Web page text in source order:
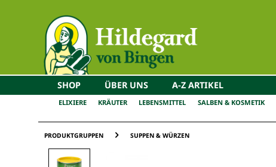
SHOP ÜBER UNS A-Z ARTIKEL
ELIXIERE KRÄUTER LEBENSMITTEL SALBEN & KOSMETIK
PRODUKTGRUPPEN SUPPEN & WÜRZEN